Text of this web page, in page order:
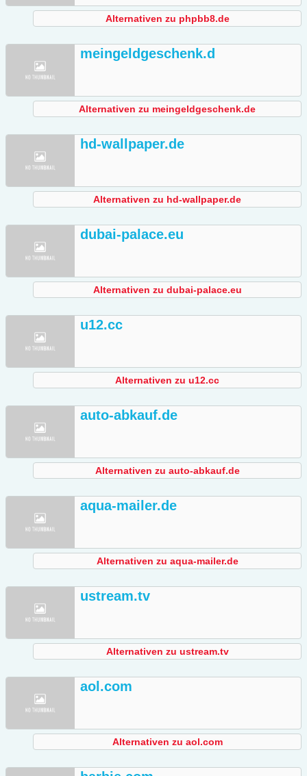
Alternativen zu phpbb8.de
meingeldgeschenk.d
Alternativen zu meingeldgeschenk.de
hd-wallpaper.de
Alternativen zu hd-wallpaper.de
dubai-palace.eu
Alternativen zu dubai-palace.eu
u12.cc
Alternativen zu u12.cc
auto-abkauf.de
Alternativen zu auto-abkauf.de
aqua-mailer.de
Alternativen zu aqua-mailer.de
ustream.tv
Alternativen zu ustream.tv
aol.com
Alternativen zu aol.com